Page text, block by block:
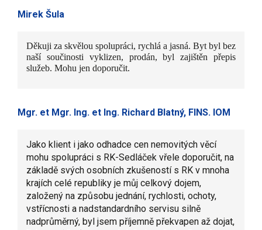
Mirek Šula
Děkuji za skvělou spolupráci, rychlá a jasná. Byt byl bez
naší součinosti vyklizen, prodán, byl zajištěn přepis
služeb. Mohu jen doporučit.
Mgr. et Mgr. Ing. et Ing. Richard Blatný, FINS. IOM
Jako klient i jako odhadce cen nemovitých věcí
mohu spolupráci s RK-Sedláček vřele doporučit, na
základě svých osobních zkušeností s RK v mnoha
krajích celé republiky je můj celkový dojem,
založený na způsobu jednání, rychlosti, ochoty,
vstřícnosti a nadstandardního servisu silně
nadprůměrný, byl jsem příjemně překvapen až dojat,